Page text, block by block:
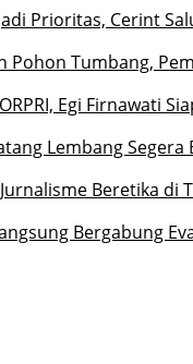
Prioritas, Cerint
Pohon Tumbang,
Egi Firnawati
Lembang Segera
Beretika di
Bergabung